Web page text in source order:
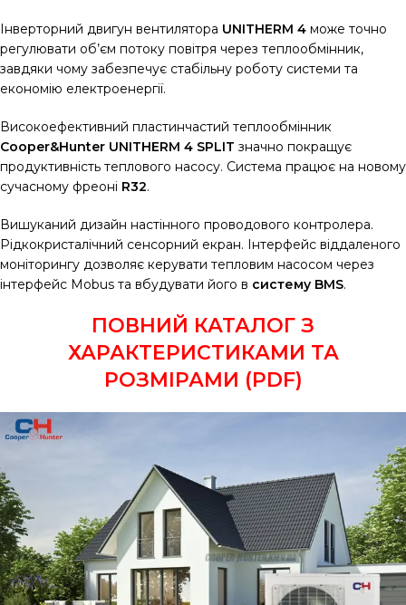
Інверторний двигун вентилятора UNITHERM 4 може точно
регулювати об’єм потоку повітря через теплообмінник,
завдяки чому забезпечує стабільну роботу системи та
економію електроенергії.
Високоефективний пластинчастий теплообмінник
Cooper&Hunter UNITHERM 4 SPLIT значно покращує
продуктивність теплового насосу. Система працює на новому
сучасному фреоні R32.
Вишуканий дизайн настінного проводового контролера.
Рідкокристалічний сенсорний екран. Інтерфейс віддаленого
моніторингу дозволяє керувати тепловим насосом через
інтерфейс Mobus та вбудувати його в систему BMS.
ПОВНИЙ КАТАЛОГ З
ХАРАКТЕРИСТИКАМИ ТА
РОЗМІРАМИ (PDF)